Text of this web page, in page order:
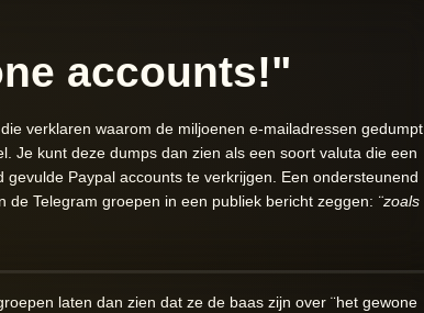
accounts!"
verklaren waarom de miljoenen e-mailadressen gedumpt
Je kunt deze dumps dan zien als een soort valuta die een
Paypal accounts te verkrijgen. Een ondersteunend
Telegram groepen in een publiek bericht zeggen: ¨zoals
laten dan zien dat ze de baas zijn over ¨het gewone